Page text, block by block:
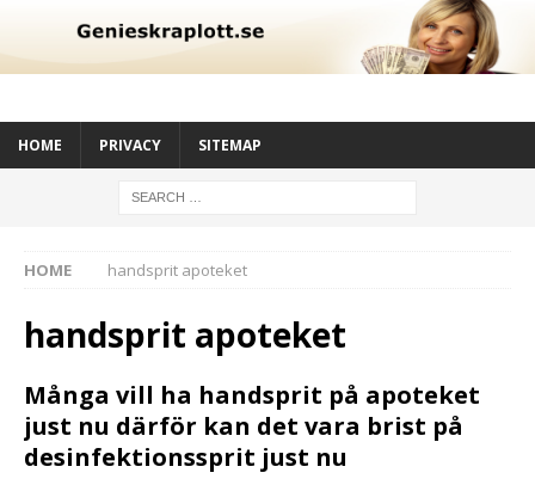
HOME PRIVACY SITEMAP
HOME handsprit apoteket
handsprit apoteket
Många vill ha handsprit på apoteket
just nu därför kan det vara brist på
desinfektionssprit just nu